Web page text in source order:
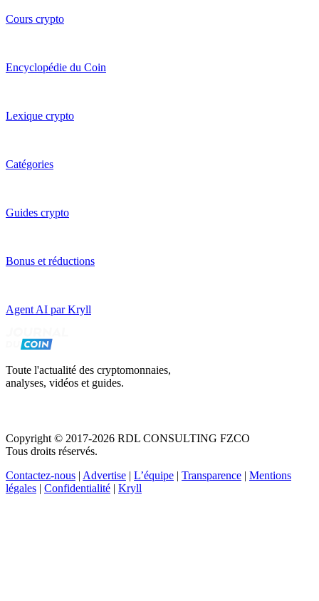
Cours crypto
Encyclopédie du Coin
Lexique crypto
Catégories
Guides crypto
Bonus et réductions
Agent AI par Kryll
Toute l'actualité des cryptomonnaies,
analyses, vidéos et guides.
Copyright © 2017-2026 RDL CONSULTING FZCO
Tous droits réservés.
Contactez-nous | Advertise | L’équipe | Transparence | Mentions
légales | Confidentialité | Kryll